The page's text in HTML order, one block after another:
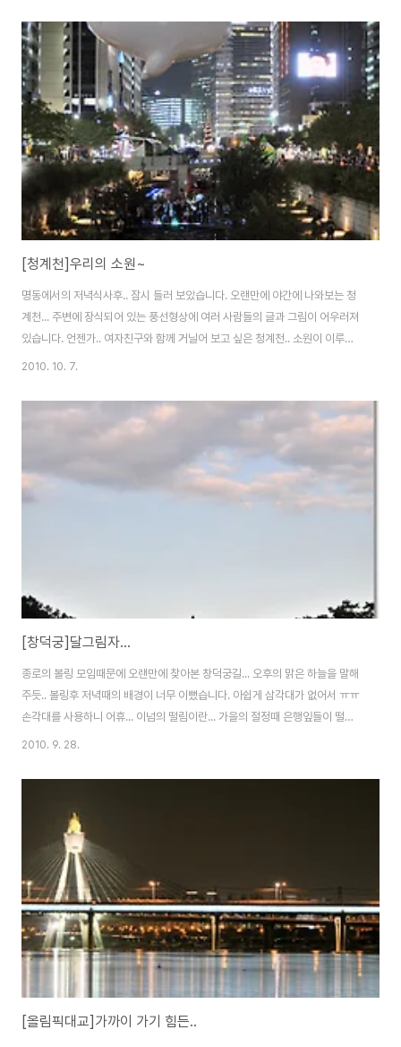
데... 여름에 놀러도 못갔는데 이런날 오게되다니 ㅎㅎㅎ 파도소리에 귀 귀울이
며.. 멀리 보이는 바다를 바라만 봅니다. 솔직히 아무것도 안 보입니다. 그래도,
백사장을 거닐면서 파도를 가르며 지나가 봅니다. 남들 다 해 보는 이름쓰기도
해 보구요... ㅎㅎㅎ 한참을 돌아다녔더니.. 배고픔이 몰려와 편의점에 들러서
라면으로..
[청계천]우리의 소원~
명동에서의 저녁식사후.. 잠시 들러 보았습니다. 오랜만에 야간에 나와보는 청
계천... 주변에 장식되어 있는 풍선형상에 여러 사람들의 글과 그림이 어우러져
있습니다. 언젠가.. 여자친구와 함께 거닐어 보고 싶은 청계천.. 소원이 이루어
질 수 있도록 노력해 보아야 할것 같습니다. 지나다 문득 보이는 몇가지의 풍선
Sigma 24-70 F2.8 EX DG 2010-10-01
2010. 10. 7.
[창덕궁]달그림자...
종로의 볼링 모임때문에 오랜만에 찾아본 창덕궁길... 오후의 맑은 하늘을 말해
주듯.. 볼링후 저녁때의 배경이 너무 이뻤습니다. 아쉽게 삼각대가 없어서 ㅠㅠ
손각대를 사용하니 어휴... 이넘의 떨림이란... 가을의 절정때 은행잎들이 떨어
지는 거리를 다시 걸어 보고 싶습니다.. 누구랑? 여자친구랑~~~ 소원이유! 그
Nikon D300 & Sigma 24-70 F2.8 EX DG 2010-09-24
2010. 9. 28.
[올림픽대교]가까이 가기 힘든..